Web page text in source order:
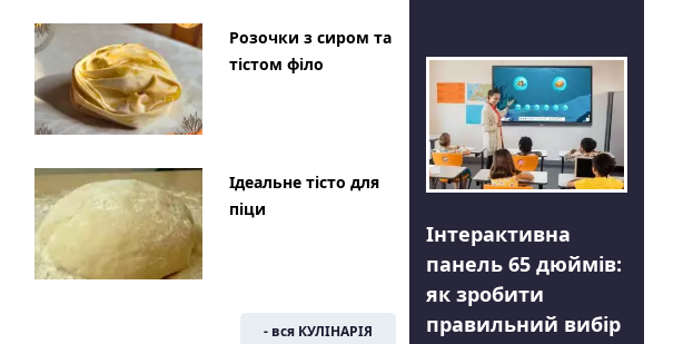
Розочки з сиром та
тістом філо
Ідеальне тісто для
піци
- вся КУЛІНАРІЯ
Інтерактивна
панель 65 дюймів:
як зробити
правильний вибір